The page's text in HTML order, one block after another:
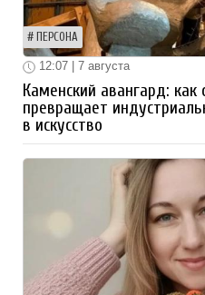
ПЕРСОНА
12:07 | 7 августа
Каменский авангард:
превращает
в искусство